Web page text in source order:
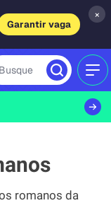
Garantir vaga
×
Busque
romanos da